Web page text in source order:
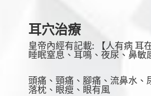
耳穴治療
皇帝內經有記載: 【人有病 耳
睡眠窒息、耳鳴、夜尿、鼻
頭痛、頸痛、腳痛、流鼻水、
落枕、眼瘦、眼有風